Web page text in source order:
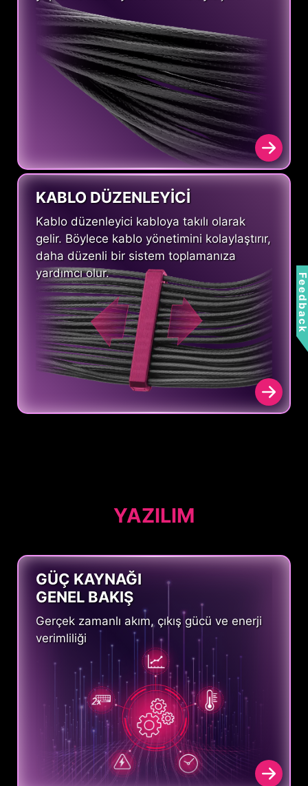
KABLO DÜZENLEYİCİ
Kablo düzenleyici kabloya takılı olarak
gelir. Böylece kablo yönetimini kolaylaştırır,
daha düzenli bir sistem toplamanıza
yardımcı olur.
YAZILIM
GÜÇ KAYNAĞI
GENEL BAKIŞ
Gerçek zamanlı akım, çıkış gücü ve enerji
verimliliği